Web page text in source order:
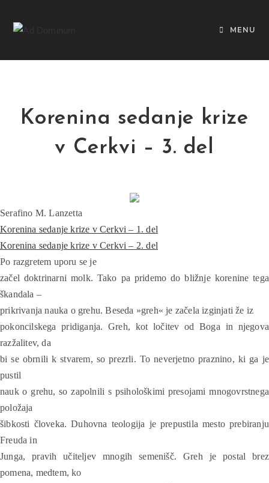
MENU
Korenina sedanje krize
v Cerkvi – 3. del
Serafino M. Lanzetta
Korenina sedanje krize v Cerkvi – 1. del
Korenina sedanje krize v Cerkvi – 2. del
Po razgretem uporu se je
začel doktrinarni molk. Tako pa pridemo do bližnje korenine tega
škandala –
prikrivanja nauka o grehu. Beseda »greh« je začela izginjati že iz
pokoncilskega pridiganja. Greh, kot ločitev od Boga in njegova
razžalitev, da
bi se obrnili k stvarem, so prezrli. To neverjetno praznino, ki ga je
pustil
nauk o grehu, so zapolnili s psihološkimi presojami mnogovrstnega
položaja
šibkosti človeka. Duhovna teologija je prepustila mesto prebiranju
Freuda in
Junga, pravih učiteljev mnogih semenišč. Greh je postal brez
pomena, medtem, ko